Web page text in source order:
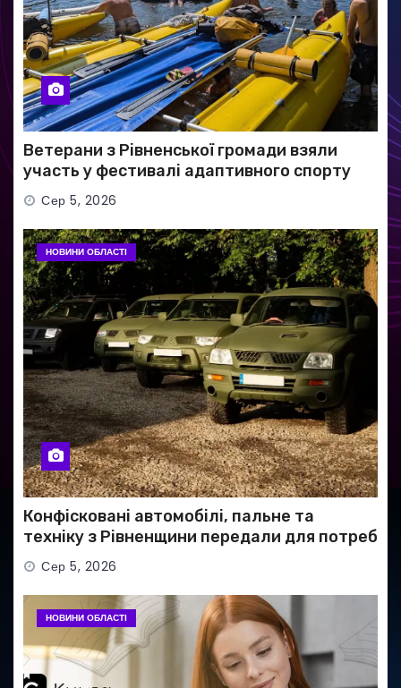
Ветерани з Рівненської громади взяли
участь у фестивалі адаптивного спорту
Сер 5, 2026
НОВИНИ ОБЛАСТІ
Конфісковані автомобілі, пальне та
техніку з Рівненщини передали для потреб
ЗСУСер 5, 2026
НОВИНИ ОБЛАСТІ